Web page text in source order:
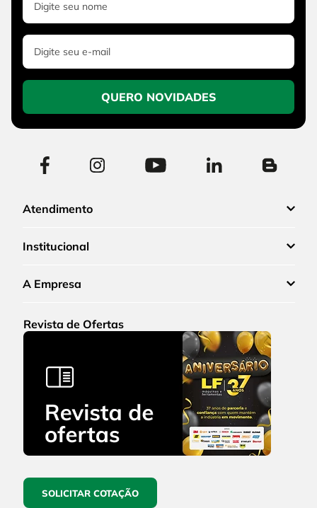
QUERO NOVIDADES
Atendimento
Institucional
A Empresa
Revista de Ofertas
SOLICITAR COTAÇÃO